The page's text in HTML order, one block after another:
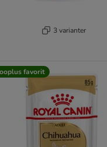
3 varianter
favorit